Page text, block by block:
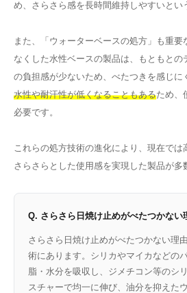
め、さらさら感を長時間維持しやすいとい
また、「ウォーターベースの処方」も重
なくした水性ベースの製品は、もともと
の負担感が少ないため、べたつきを感じに
水性や耐汗性が低くなることもあるため、
必要です。
これらの処方技術の進化により、現在で
さらさらとした使用感を実現した製品が多
Q. さらさら日焼け止めがべたつかない
さらさら日焼け止めがべたつかない理
術にあります。シリカやマイカなどの
脂・水分を吸収し、ジメチコン等のシ
スチャーで均一に伸び、油分を抑えた